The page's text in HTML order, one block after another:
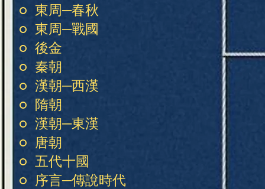
東周─春秋
東周─戰國
後金
秦朝
漢朝─西漢
隋朝
漢朝─東漢
唐朝
五代十國
序言─傳說時代